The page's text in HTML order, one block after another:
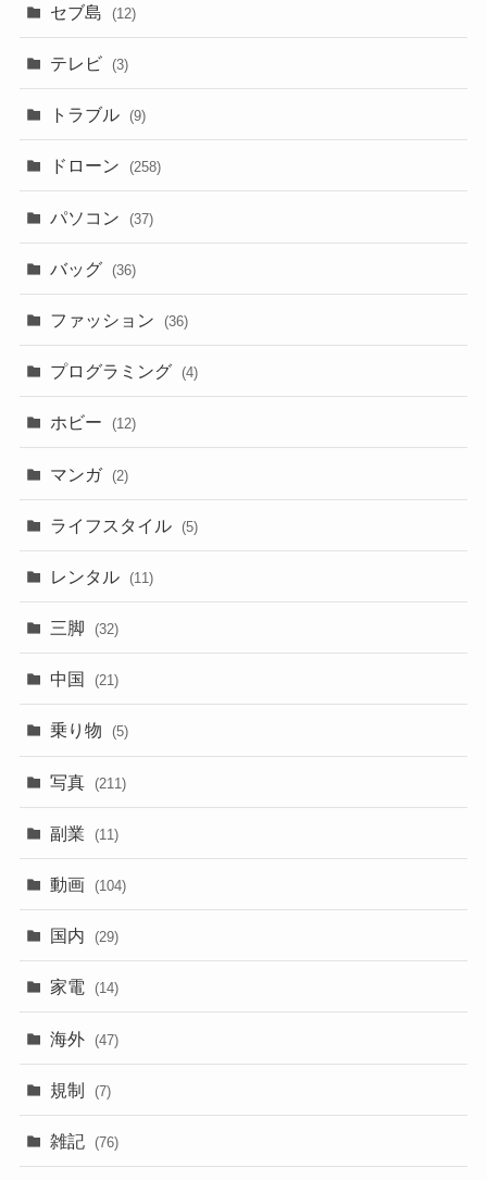
セブ島 (12)
テレビ (3)
トラブル (9)
ドローン (258)
パソコン (37)
バッグ (36)
ファッション (36)
プログラミング (4)
ホビー (12)
マンガ (2)
ライフスタイル (5)
レンタル (11)
三脚 (32)
中国 (21)
乗り物 (5)
写真 (211)
副業 (11)
動画 (104)
国内 (29)
家電 (14)
海外 (47)
規制 (7)
雑記 (76)